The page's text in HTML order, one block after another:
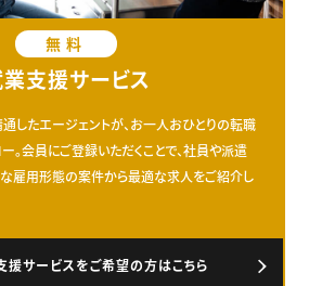
無料
支援サービス
したエージェントが、お一人おひとりの転職
。会員にご登録いただくことで、社員や派遣
な雇用形態の案件から最適な求人をご紹介し
援サービスをご希望の方はこちら